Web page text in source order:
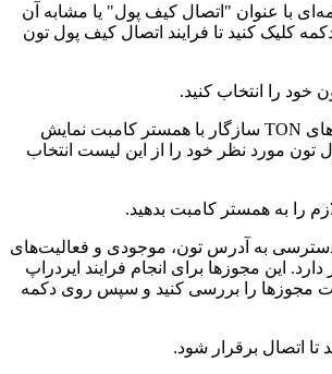
با عنوان "اتصال کیف پول" یا مشابه آن
کلیک کنید تا فرایند اتصال کیف پول تون
فهرستی از کیف پول‌های TON سازگار با همستر کامبت نمایش
تون مورد نظر خود را از این لیست انتخاب
به آدرس تون، موجودی و فعالیت‌های
این مجوزها برای انجام فرایند ایردراپ
مجوزها را بررسی کنید و سپس روی دکمه